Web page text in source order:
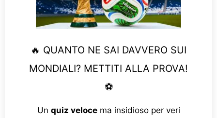
🔥 QUANTO NE SAI DAVVERO SUI
MONDIALI? METTITI ALLA PROVA!
⚽
Un quiz velocema insidioso per veri